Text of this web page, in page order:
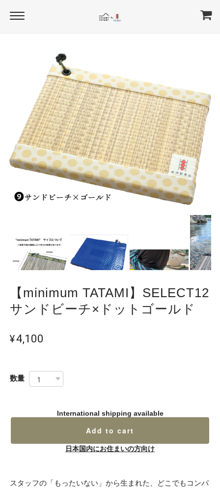
【minimum TATAMI】SELECT12
サンドビーチ×ドットゴールド
¥4,100
数量
International shipping available
Add to cart
日本国内にお住まいの方向け
スタッフの「もったいない」から生まれた、どこでもコンパ